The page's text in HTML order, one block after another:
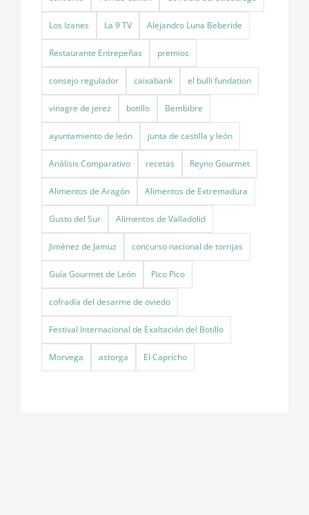
Los Izanes La 9 TV Alejandro Luna Beberide
Restaurante Entrepeñas premios
consejo regulador caixabank el bulli fundation
vinagre de jerez botillo Bembibre
ayuntamiento de león junta de castilla y león
Análisis Comparativo recetas Reyno Gourmet
Alimentos de Aragón Alimentos de Extremadura
Gusto del Sur Alimentos de Valladolid
Jiménez de Jamuz concurso nacional de torrijas
Guía Gourmet de León Pico Pico
cofradía del desarme de oviedo
Festival Internacional de Exaltación del Botillo
Morvega astorga El Capricho